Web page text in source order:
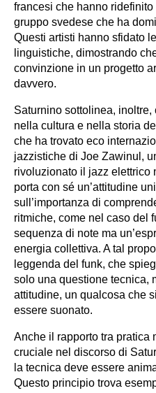
francesi che hanno
gruppo svedese che ha
Questi artisti hanno sfidato
linguistiche, dimostrando
convinzione in un progetto
davvero.
Saturnino sottolinea,
nella cultura e nella storia
che ha trovato eco
jazzistiche di Joe Zawinul,
rivoluzionato il jazz elettrico
porta con sé un’attitudine
sull’importanza di
ritmiche, come nel caso del
sequenza di note ma
energia collettiva. A tal
leggenda del funk, che
solo una questione tecnica,
attitudine, un qualcosa che
essere suonato.
Anche il rapporto tra pratica
cruciale nel discorso di
la tecnica deve essere
Questo principio trova